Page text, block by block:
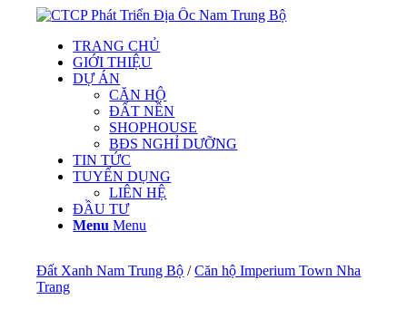
TRANG CHỦ
GIỚI THIỆU
DỰ ÁN
CĂN HỘ
ĐẤT NỀN
SHOPHOUSE
BĐS NGHỈ DƯỠNG
TIN TỨC
TUYỂN DỤNG
LIÊN HỆ
ĐẦU TƯ
Menu Menu
Đất Xanh Nam Trung Bộ /Căn hộ Imperium Town Nha
Trang